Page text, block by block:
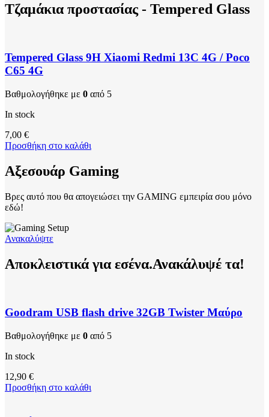
Τζαμάκια προστασίας - Tempered Glass​
Tempered Glass 9H Xiaomi Redmi 13C 4G / Poco
C65 4G
Βαθμολογήθηκε με 0 από 5
In stock
7,00 €
Προσθήκη στο καλάθι
Aξεσουάρ Gaming
Βρες αυτό που θα απογειώσει την GAMING εμπειρία σου μόνο
εδώ!
Ανακαλύψτε
Αποκλειστικά για εσένα.Ανακάλυψέ τα!
Goodram USB flash drive 32GB Twister Μαύρo
Βαθμολογήθηκε με 0 από 5
In stock
12,90 €
Προσθήκη στο καλάθι